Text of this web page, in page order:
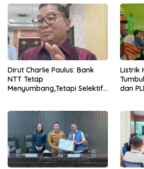
Dirut Charlie Paulus: Bank
NTT Tetap
Menyumbang,Tetapi Selektif
Listrik
dan